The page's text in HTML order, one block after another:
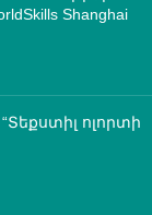
Shanghai
ոլորտի